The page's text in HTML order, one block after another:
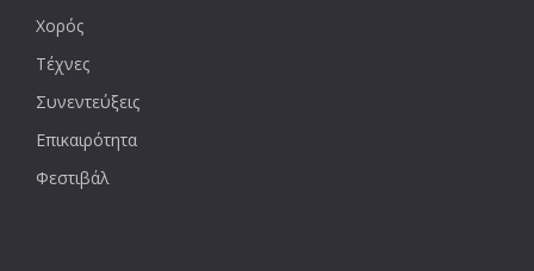
Χορός
Τέχνες
Συνεντεύξεις
Επικαιρότητα
Φεστιβάλ